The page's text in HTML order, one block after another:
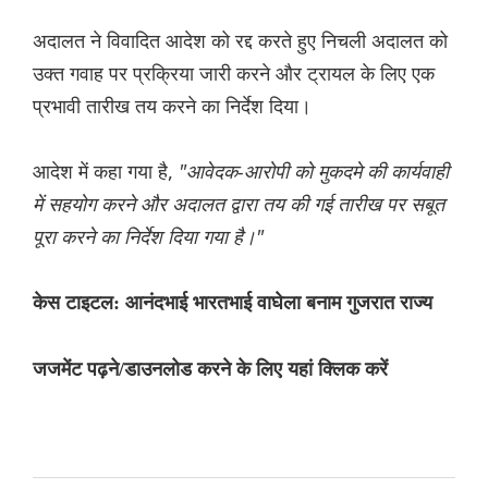
अदालत ने विवादित आदेश को रद्द करते हुए निचली अदालत को
उक्त गवाह पर प्रक्रिया जारी करने और ट्रायल के लिए एक
प्रभावी तारीख तय करने का निर्देश दिया।
आदेश में कहा गया है, "आवेदक-आरोपी को मुकदमे की कार्यवाही
में सहयोग करने और अदालत द्वारा तय की गई तारीख पर सबूत
पूरा करने का निर्देश दिया गया है।"
केस टाइटल: आनंदभाई भारतभाई वाघेला बनाम गुजरात राज्य
जजमेंट पढ़ने/डाउनलोड करने के लिए यहां क्लिक करें